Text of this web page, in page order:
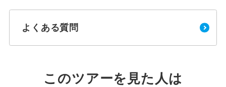
よくある質問
このツアーを見た人は